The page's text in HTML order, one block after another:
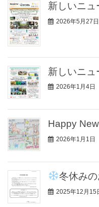
新しいニュ
2026年5月27日
新しいニュ
2026年1月4日
Happy
2026年1月1日
冬休みの
2025年12月15